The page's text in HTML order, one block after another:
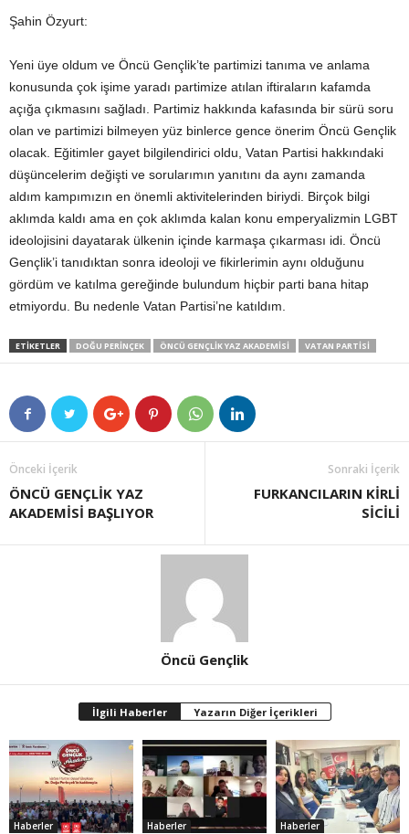
Şahin Özyurt:
Yeni üye oldum ve Öncü Gençlik’te partimizi tanıma ve anlama
konusunda çok işime yaradı partimize atılan iftiraların kafamda
açığa çıkmasını sağladı. Partimiz hakkında kafasında bir sürü soru
olan ve partimizi bilmeyen yüz binlerce gence önerim Öncü Gençlik
olacak. Eğitimler gayet bilgilendirici oldu, Vatan Partisi hakkındaki
düşüncelerim değişti ve sorularımın yanıtını da aynı zamanda
aldım kampımızın en önemli aktivitelerinden biriydi. Birçok bilgi
aklımda kaldı ama en çok aklımda kalan konu emperyalizmin LGBT
ideolojisini dayatarak ülkenin içinde karmaşa çıkarması idi. Öncü
Gençlik’i tanıdıktan sonra ideoloji ve fikirlerimin aynı olduğunu
gördüm ve katılma gereğinde bulundum hiçbir parti bana hitap
etmiyordu. Bu nedenle Vatan Partisi’ne katıldım.
ETIKETLER DOĞU PERINÇEK ÖNCÜ GENÇLIK YAZ AKADEMISI VATAN PARTISI
Önceki İçerik
ÖNCÜ GENÇLİK YAZ
AKADEMİSİ BAŞLIYOR
Sonraki İçerik
FURKANCILARIN KİRLİ
SİCİLİ
Öncü Gençlik
İlgili Haberler Yazarın Diğer İçerikleri
Haberler Haberler Haberler